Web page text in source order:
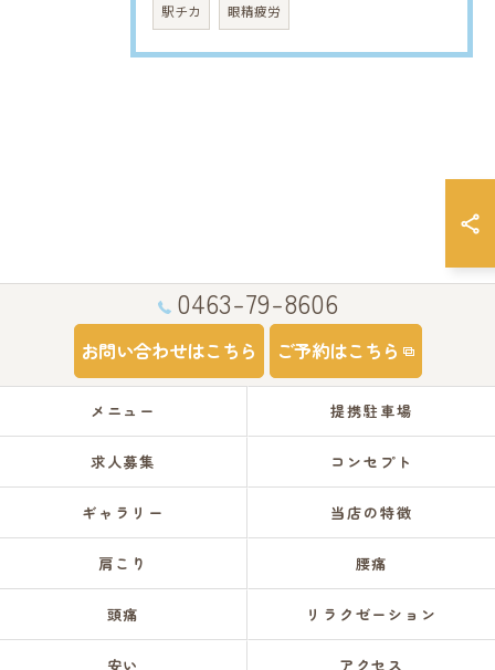
駅チカ 眼精疲労
0463-79-8606
お問い合わせはこちら ご予約はこちら
メニュー 提携駐車場
求人募集 コンセプト
ギャラリー 当店の特徴
肩こり 腰痛
頭痛 リラクゼーション
安い アクセス